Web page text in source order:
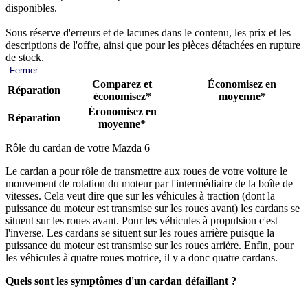
disponibles.
Sous réserve d'erreurs et de lacunes dans le contenu, les prix et les
descriptions de l'offre, ainsi que pour les pièces détachées en rupture
de stock.
Fermer
Réparation
Comparez et
économisez*
Économisez en
moyenne*
Réparation
Économisez en
moyenne*
Rôle du cardan de votre Mazda 6
Le cardan a pour rôle de transmettre aux roues de votre voiture le
mouvement de rotation du moteur par l'intermédiaire de la boîte de
vitesses. Cela veut dire que sur les véhicules à traction (dont la
puissance du moteur est transmise sur les roues avant) les cardans se
situent sur les roues avant. Pour les véhicules à propulsion c'est
l'inverse. Les cardans se situent sur les roues arrière puisque la
puissance du moteur est transmise sur les roues arrière. Enfin, pour
les véhicules à quatre roues motrice, il y a donc quatre cardans.
Quels sont les symptômes d'un cardan défaillant ?